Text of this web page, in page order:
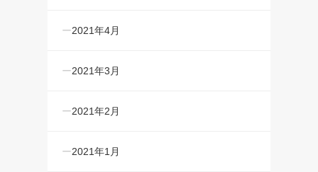
2021年4月
2021年3月
2021年2月
2021年1月